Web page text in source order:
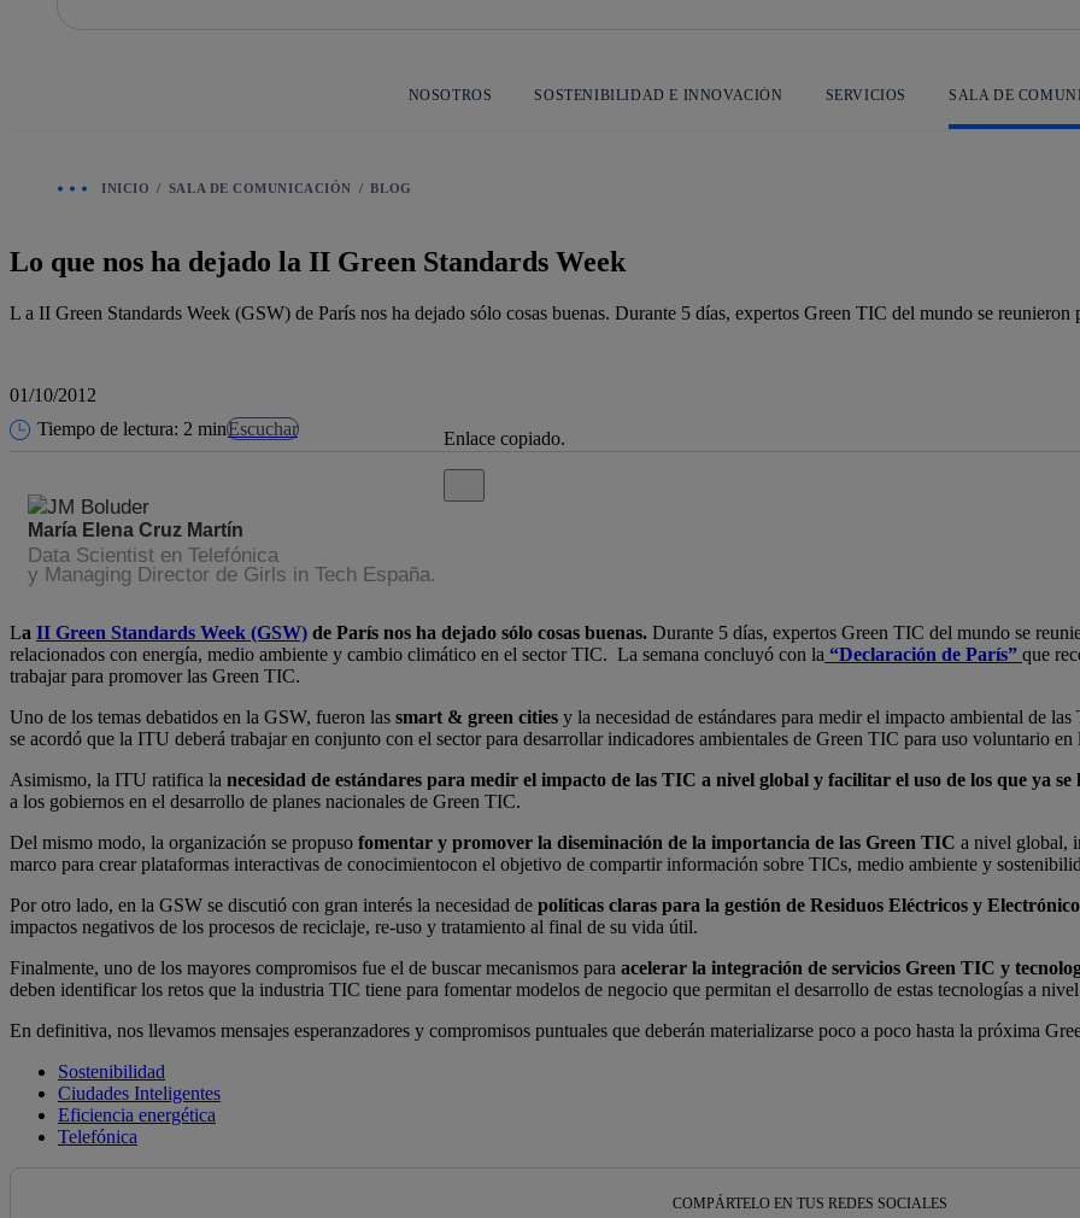
NOSOTROS SOSTENIBILIDAD E INNOVACIÓN SERVICIOS SALA DE
INICIO SALA DE COMUNICACIÓN BLOG
Lo que nos ha dejado la II Green Standards Week
L a II Green Standards Week (GSW) de París nos ha dejado sólo cosas buenas. Durante 5 días, expertos Green TIC del mundo se
01/10/2012
Tiempo de lectura: 2 minEscuchar Enlace copiado.
María Elena Cruz Martín
Data Scientist en Telefónica
y Managing Director de Girls in Tech España.
La II Green Standards Week (GSW) de París nos ha dejado sólo cosas buenas. Durante 5 días, expertos Green TIC del mundo se
relacionados con energía, medio ambiente y cambio climático en el sector TIC. La semana concluyó con la “Declaración de París” que
trabajar para promover las Green TIC.
Uno de los temas debatidos en la GSW, fueron las smart & green cities y la necesidad de estándares para medir el impacto ambiental de
se acordó que la ITU deberá trabajar en conjunto con el sector para desarrollar indicadores ambientales de Green TIC para uso voluntario en
Asimismo, la ITU ratifica la necesidad de estándares para medir el impacto de las TIC a nivel global y facilitar el uso de los que ya
a los gobiernos en el desarrollo de planes nacionales de Green TIC.
Del mismo modo, la organización se propuso fomentar y promover la diseminación de la importancia de las Green TIC a nivel global,
marco para crear plataformas interactivas de conocimientocon el objetivo de compartir información sobre TICs, medio ambiente y
Por otro lado, en la GSW se discutió con gran interés la necesidad de políticas claras para la gestión de Residuos Eléctricos y
impactos negativos de los procesos de reciclaje, re-uso y tratamiento al final de su vida útil.
Finalmente, uno de los mayores compromisos fue el de buscar mecanismos para acelerar la integración de servicios Green TIC y
deben identificar los retos que la industria TIC tiene para fomentar modelos de negocio que permitan el desarrollo de estas tecnologías a
En definitiva, nos llevamos mensajes esperanzadores y compromisos puntuales que deberán materializarse poco a poco hasta la próxima
Sostenibilidad
Ciudades Inteligentes
Eficiencia energética
Telefónica
COMPÁRTELO EN TUS REDES SOCIALES